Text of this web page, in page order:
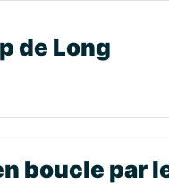
de Long
boucle par